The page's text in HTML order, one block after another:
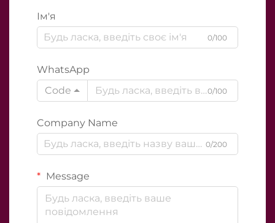
Ім'я
0/100
WhatsApp
Code
0/100
Company Name
0/200
Message